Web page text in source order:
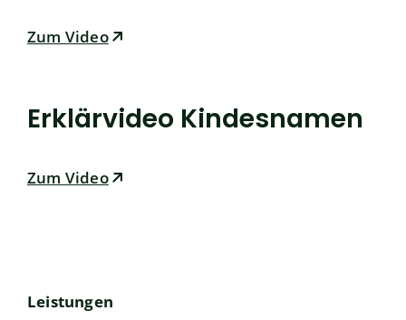
Zum Video
Erklärvideo Kindesnamen
Zum Video
Leistungen